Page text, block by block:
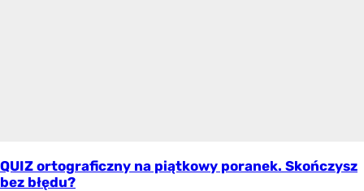
QUIZ ortograficzny na piątkowy poranek. Skończysz
bez błędu?